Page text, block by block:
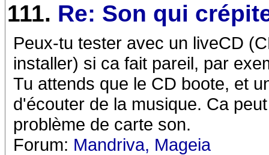
111. Re: Son qui
Peux-tu tester avec un liveCD
installer) si ca fait pareil, par
Tu attends que le CD boote, et
d'écouter de la musique. Ca
problème de carte son.
Forum: Mandriva, Mageia